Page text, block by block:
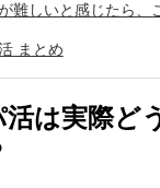
難しいと感じたら、
まとめ
は実際ど